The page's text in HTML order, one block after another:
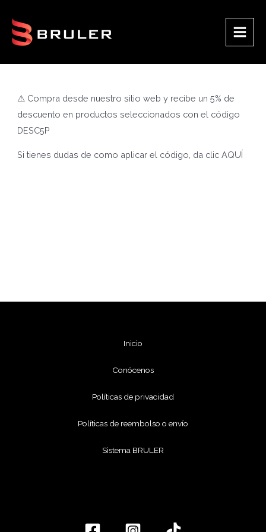
contenido
Main
⚠ Compra desde nuestro sitio web y recibe un 5% de
descuento en productos seleccionados con el código
DESC5P
Si tienes dudas de como aplicar el código, da clicAQUÍ
Inicio
Conócenos
Políticas de privacidad
Políticas de reembolso o envío
Sistema BRULER